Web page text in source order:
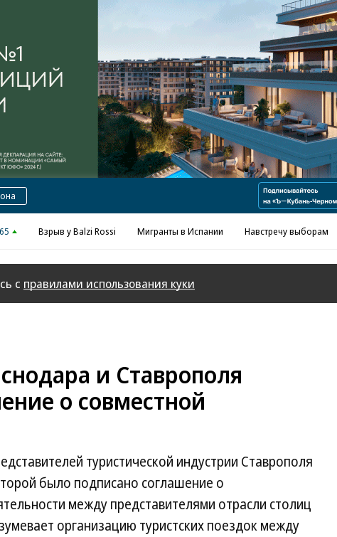
Реклама в «Ъ» www.kommersant.ru/ad
Взрыв у Balzi Rossi Мигранты в Испании Навстречу выборам
с правилами использования куки
и Ставрополя
о совместной
туристической индустрии Ставрополя
было подписано соглашение о
между представителями отрасли столиц
организацию туристских поездок между